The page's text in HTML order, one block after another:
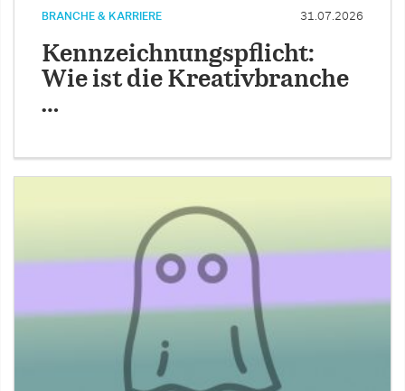
BRANCHE & KARRIERE 31.07.2026
Kennzeichnungspflicht:
Wie ist die Kreativbranche
…